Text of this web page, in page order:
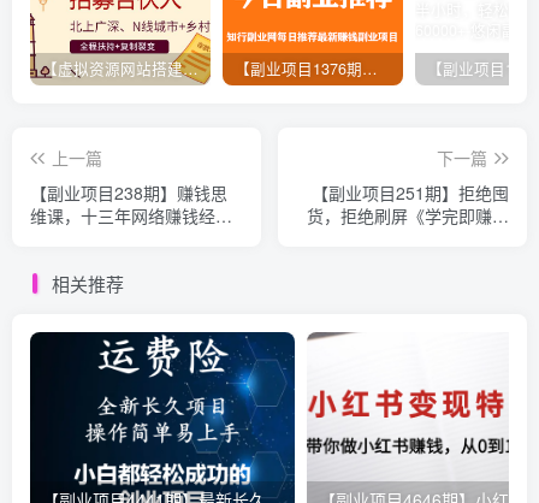
【虚拟资源网站搭建服务】加盟本站系统，做一个和本站一样的独立网站，躺赚的项目 【副业项目1376期】龟课最新闲鱼项目玩法实战教程_全新升级月收益几千到几万
上一篇
【副业项目238期】赚钱思
维课，十三年网络赚钱经
下一篇
【副业项目251期】拒绝囤
货，拒绝刷屏《学完即赚的
相关推荐